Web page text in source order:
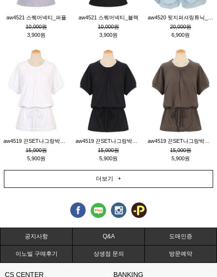
aw4521 스퀘어넥티_퍼플
10,000원
3,900원
aw4521 스퀘어넥티_블랙
10,000원
3,900원
20,000원
6,900원
15,000원
5,900원
15,000원
5,900원
15,000원
5,900원
더보기 +
공지사항 Q&A 도매인증
이노빌 구매후기 상생점 문의 방문예약
CS CENTER BANKING